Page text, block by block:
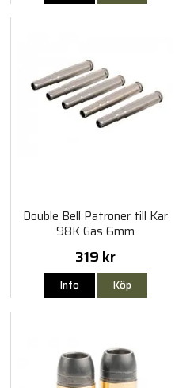
Double Bell Patroner till Kar
98K Gas 6mm
319 kr
Info Köp